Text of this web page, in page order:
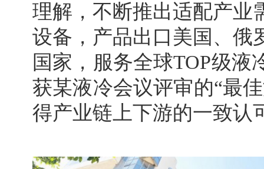
理解，不断推出适配产业
设备，产品出口美国、俄
国家，服务全球TOP级液
获某液冷会议评审的“最
得产业链上下游的一致认